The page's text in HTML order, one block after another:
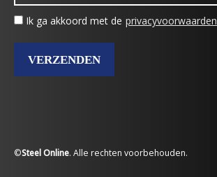
Ik ga akkoord met de privacyvoorwaarden
©Steel Online. Alle rechten voorbehouden.